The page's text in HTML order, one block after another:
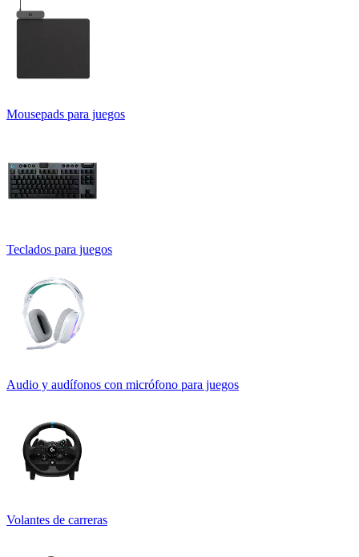
Mousepads para juegos
Teclados para juegos
Audio y audífonos con micrófono para juegos
Volantes de carreras